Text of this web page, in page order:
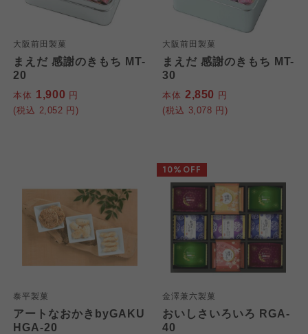
大阪前田製菓
まえだ 感謝のきもち MT-
20
本体 1,900 円
(税込 2,052 円)
大阪前田製菓
まえだ 感謝のきもち MT-
30
本体 2,850 円
(税込 3,078 円)
泰平製菓
アートなおかきbyGAKU
HGA-20
金澤兼六製菓
おいしさいろいろ RGA-
40
10%OFF